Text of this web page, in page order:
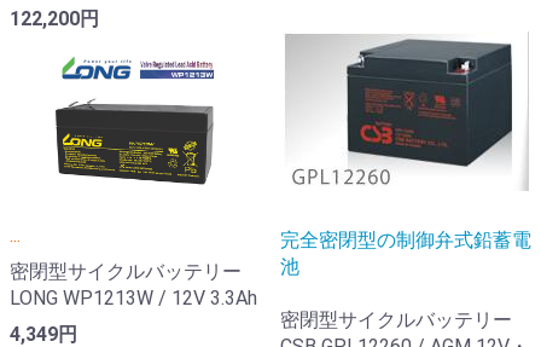
122,200円
...
密閉型サイクルバッテリー
LONG WP1213W / 12V 3.3Ah
4,349円
完全密閉型の制御弁式鉛蓄電
池
密閉型サイクルバッテリー